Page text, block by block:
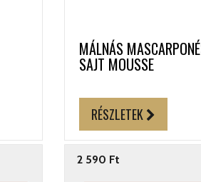
MÁLNÁS
SAJT MOUSSE
RÉSZLETEK
2 590 Ft